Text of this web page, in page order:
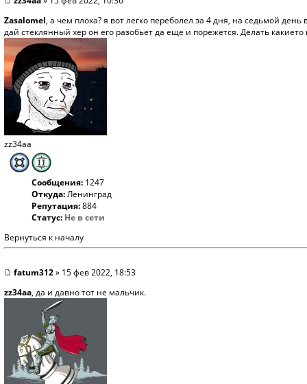
Zasalomel, а чем плоха? я вот легко переболел за 4 дня, на седьмой
дай стеклянный хер он его разобьет да еще и порежется. Делать
zz34aa
Сообщения: 1247
Откуда:Ленинград
Репутация:884
Статус: Не в сети
Вернуться к началу
fatum312» 15 фев 2022, 18:53
zz34aa, да и давно тот не мальчик.